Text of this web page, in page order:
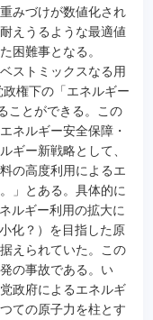
みづけが数値化され
えうるような最適値
困難事となる。
ストミックスなる用
権下の「エネルギー
ことができる。この
ネルギー安全保障・
ギー新戦略として、
の高度利用によるエ
」とある。具体的に
ルギー利用の拡大に
化？）を目指した原
えられていた。この
の事故である。い
政府によるエネルギ
ての原子力を柱とす